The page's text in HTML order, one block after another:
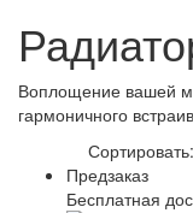
Воплощение вашей
гармоничного
Сортировать:
Предзаказ
Бесплатная